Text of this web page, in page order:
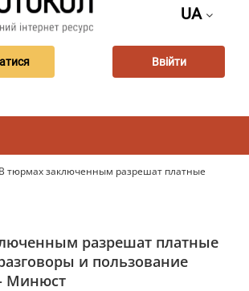
UA
Ввійти
В тюрмах заключенным разрешат платные
разрешат платные
и пользование
Минюст